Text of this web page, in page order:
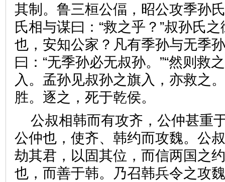
其制。鲁三桓公偪，昭公攻季孙
氏相与谋曰：“救之乎？”叔孙氏
也，安知公家？凡有季孙与无季
曰：“无季孙必无叔孙。”“然则救
入。孟孙见叔孙之旗入，亦救之
胜。逐之，死于乾侯。
公叔相韩而有攻齐，公仲甚重
公仲也，使齐、韩约而攻魏。公
劫其君，以固其位，而信两国之
也，而善于韩。乃召韩兵令之攻